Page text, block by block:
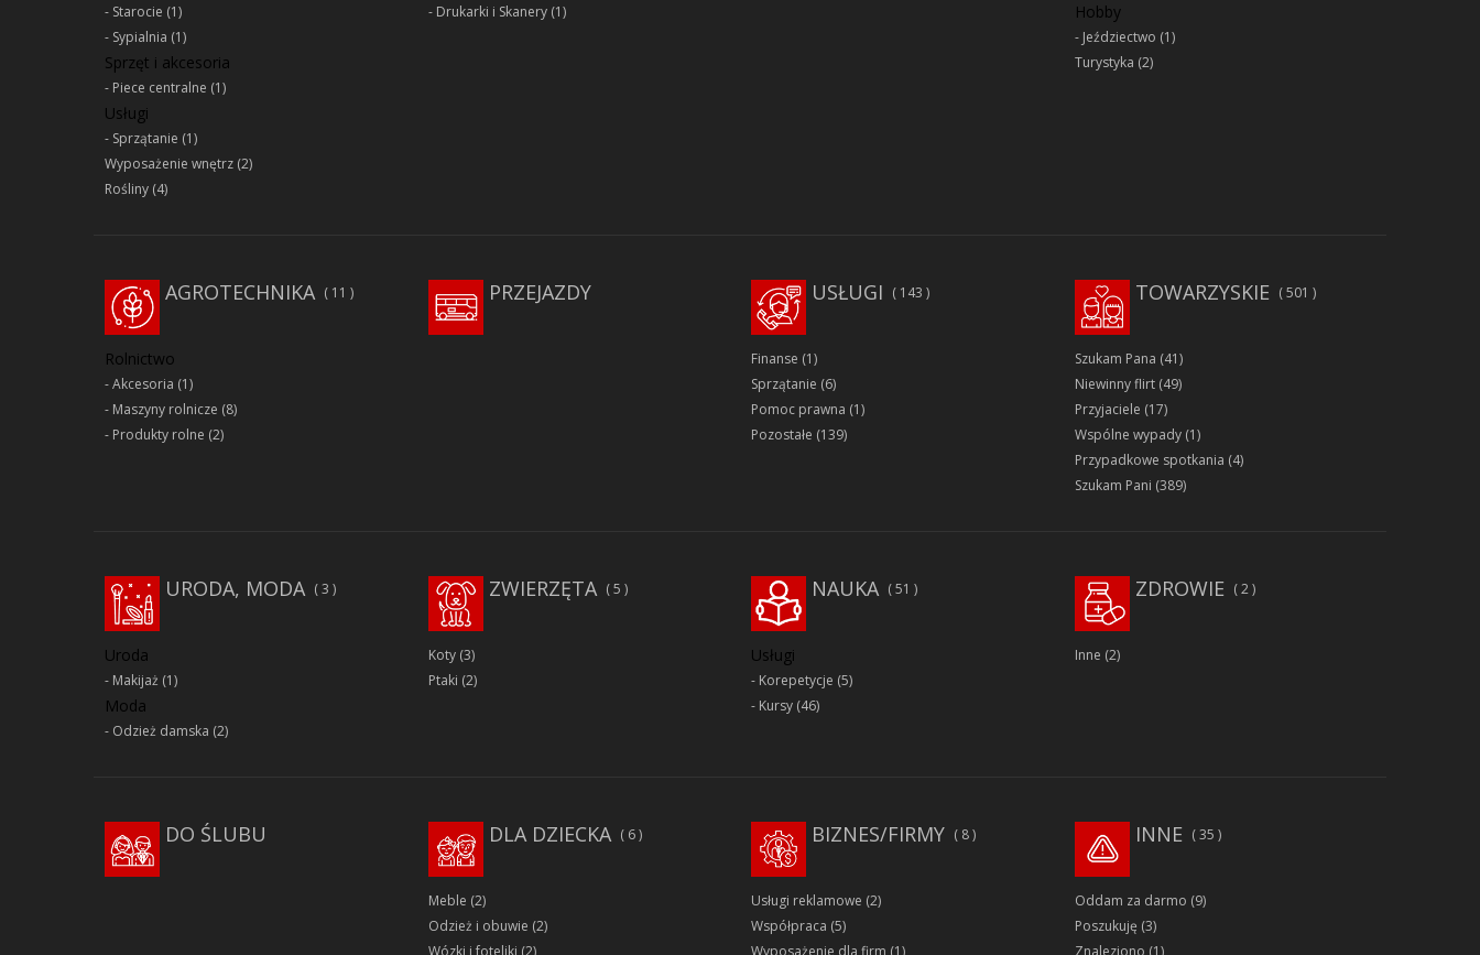
Starocie (1)
Sypialnia (1)
Sprzęt i akcesoria
Piece centralne (1)
Usługi
Sprzątanie (1)
Wyposażenie wnętrz (2)
Rośliny (4)
Drukarki i Skanery(1) Hobby
Jeździectwo (1)
Turystyka (2)
AGROTECHNIKA 11
Rolnictwo
Akcesoria (1)
Maszyny rolnicze (8)
Produkty rolne (2)
PRZEJAZDY 143
USŁUGI
Finanse (1)
Sprzątanie (6)
Pomoc prawna (1)
Pozostałe (139)
TOWARZYSKIE 501
Szukam Pana (41)
Niewinny flirt(49)
Przyjaciele (17)
Wspólne wypady(1)
Przypadkowe spotkania (4)
Szukam Pani (389)
URODA, MODA 3
Uroda
Makijaż (1)
Moda
Odzież damska (2)
ZWIERZĘTA 5
Koty(3)
Ptaki (2)
51
NAUKA
Usługi
Korepetycje (5)
Kursy (46)
ZDROWIE 2
Inne (2)
DO ŚLUBU 6
DLA DZIECKA
Meble (2)
Odzież i obuwie (2)
8
BIZNES/FIRMY
Usługi reklamowe (2)
Współpraca (5)
35
INNE
Oddam za darmo (9)
Poszukuję (3)